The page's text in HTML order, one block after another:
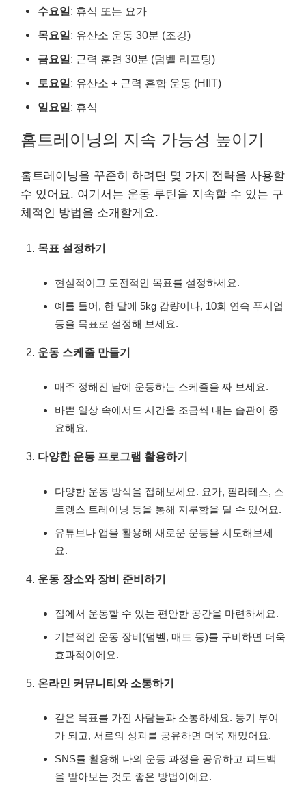
수요일: 휴식 또는 요가
목요일: 유산소 운동 30분 (조깅)
금요일: 근력 훈련 30분 (덤벨 리프팅)
토요일: 유산소 + 근력 혼합 운동 (HIIT)
일요일: 휴식
홈트레이닝의 지속 가능성 높이기
홈트레이닝을 꾸준히 하려면 몇 가지 전략을 사용할
수 있어요. 여기서는 운동 루틴을 지속할 수 있는 구
체적인 방법을 소개할게요.
목표 설정하기
현실적이고 도전적인 목표를 설정하세요.
예를 들어, 한 달에 5kg 감량이나, 10회 연속 푸시업
등을 목표로 설정해 보세요.
운동 스케줄 만들기
매주 정해진 날에 운동하는 스케줄을 짜 보세요.
바쁜 일상 속에서도 시간을 조금씩 내는 습관이 중
요해요.
다양한 운동 프로그램 활용하기
다양한 운동 방식을 접해보세요. 요가, 필라테스, 스
트렝스 트레이닝 등을 통해 지루함을 덜 수 있어요.
유튜브나 앱을 활용해 새로운 운동을 시도해보세
요.
운동 장소와 장비 준비하기
집에서 운동할 수 있는 편안한 공간을 마련하세요.
기본적인 운동 장비(덤벨, 매트 등)를 구비하면 더욱
효과적이에요.
온라인 커뮤니티와 소통하기
같은 목표를 가진 사람들과 소통하세요. 동기 부여
가 되고, 서로의 성과를 공유하면 더욱 재밌어요.
SNS를 활용해 나의 운동 과정을 공유하고 피드백
을 받아보는 것도 좋은 방법이에요.